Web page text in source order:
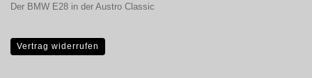
Der BMW E28 in der Austro Classic
Vertrag widerrufen